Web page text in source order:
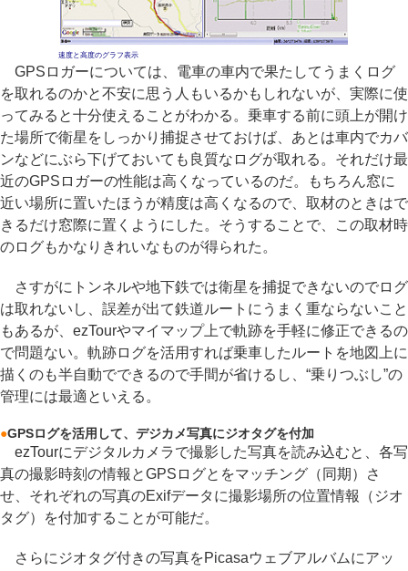
速度と高度のグラフ表示
GPSロガーについては、電車の車内で果たしてうまくログ
を取れるのかと不安に思う人もいるかもしれないが、実際に使
ってみると十分使えることがわかる。乗車する前に頭上が開け
た場所で衛星をしっかり捕捉させておけば、あとは車内でカバ
ンなどにぶら下げておいても良質なログが取れる。それだけ最
近のGPSロガーの性能は高くなっているのだ。もちろん窓に
近い場所に置いたほうが精度は高くなるので、取材のときはで
きるだけ窓際に置くようにした。そうすることで、この取材時
のログもかなりきれいなものが得られた。
さすがにトンネルや地下鉄では衛星を捕捉できないのでログ
は取れないし、誤差が出て鉄道ルートにうまく重ならないこと
もあるが、ezTourやマイマップ上で軌跡を手軽に修正できるの
で問題ない。軌跡ログを活用すれば乗車したルートを地図上に
描くのも半自動でできるので手間が省けるし、“乗りつぶし”の
管理には最適といえる。
●GPSログを活用して、デジカメ写真にジオタグを付加
ezTourにデジタルカメラで撮影した写真を読み込むと、各写
真の撮影時刻の情報とGPSログとをマッチング（同期）さ
せ、それぞれの写真のExifデータに撮影場所の位置情報（ジオ
タグ）を付加することが可能だ。
さらにジオタグ付きの写真をPicasaウェブアルバムにアッ